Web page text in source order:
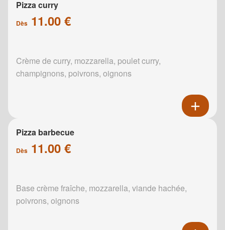
Pizza curry
Dès 11.00 €
Crème de curry, mozzarella, poulet curry,
champignons, poivrons, oignons
Pizza barbecue
Dès 11.00 €
Base crème fraîche, mozzarella, viande hachée,
poivrons, oignons